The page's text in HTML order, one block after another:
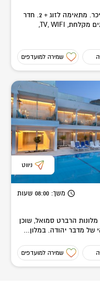
יחידת אירוח צנועה ומגניבה בנאות הכיכר. מתאימה לזוג + 2. חדר
שינה, סלון, עם מטבחון מאובזר, שירותים מקלחת, TV, WIFI,
שמירה למועדפים
ניווט
משך: 08:00 שעות
הרברט סמואל, שוכן
של מדבר יהודה. במלון...
שמירה למועדפים